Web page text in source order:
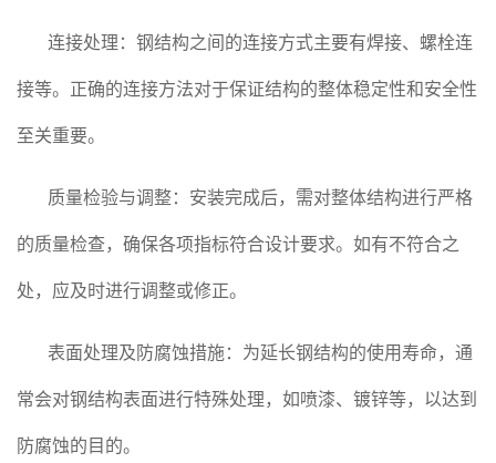
连接处理：钢结构之间的连接方式主要有焊接、螺栓连
接等。正确的连接方法对于保证结构的整体稳定性和安全性
至关重要。
质量检验与调整：安装完成后，需对整体结构进行严格
的质量检查，确保各项指标符合设计要求。如有不符合之
处，应及时进行调整或修正。
表面处理及防腐蚀措施：为延长钢结构的使用寿命，通
常会对钢结构表面进行特殊处理，如喷漆、镀锌等，以达到
防腐蚀的目的。